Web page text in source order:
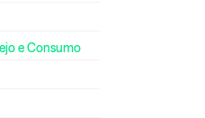
e Consumo